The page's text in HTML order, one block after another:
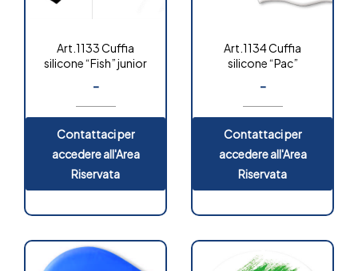
Art.1133 Cuffia
silicone “Fish” junior
-
Contattaci per
accedere all'Area
Riservata
Art.1134 Cuffia
silicone “Pac”
-
Contattaci per
accedere all'Area
Riservata